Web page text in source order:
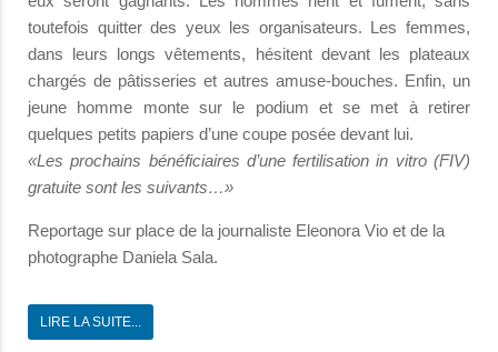
toutefois quitter des yeux les organisateurs. Les femmes,
dans leurs longs vêtements, hésitent devant les plateaux
chargés de pâtisseries et autres amuse-bouches. Enfin, un
jeune homme monte sur le podium et se met à retirer
quelques petits papiers d’une coupe posée devant lui.
«Les prochains bénéficiaires d’une fertilisation in vitro (FIV)
gratuite sont les suivants…»
Reportage sur place de la journaliste Eleonora Vio et de la
photographe Daniela Sala.
LIRE LA SUITE...